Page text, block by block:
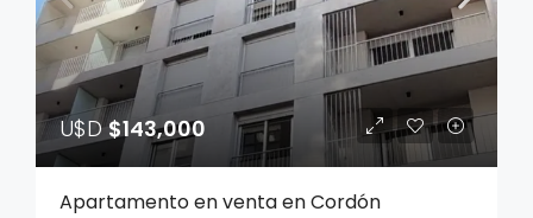
U$D$143,000
Apartamento en venta en Cordón